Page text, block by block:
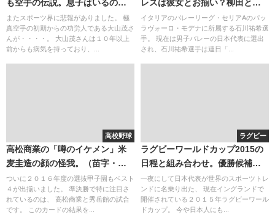
も空手の伝説。息子はいるの
か？
またスポーツ界に悲報がありました。 極
真空手の初期からの功労人である大山茂さ
んが・・・・。 大山茂さんは１０年以上
前からも病気を持っており、...
レスは彼女とお揃い？柳田と石
川は仲良し？
イタリアのバレーリーグ・セリアAのパッ
ラヴォーロ・モデナに所属する石川祐希選
手。 現在は男子バレーの日本代表に選出
され、石川祐希選手は連日「...
高校野球
高松商業の「噂のイケメン」米
麦圭造の顔の怪我。（苗字・名
字の読み）秀岳館のサイン盗み
と鍛治舎巧監督。
ついに２０１６年度の選抜甲子園もベスト
４が出揃いました。 準決勝で特に注目さ
れているのは、 高松商業と秀岳館の試合
です。 このカードの結果を...
ラグビー
ラグビーワールドカップ2015の
日程と組み合わせ。優勝候補に
ついて
一夜にして日本代表が世界のスポーツトレ
ンドに名乗り出た、 現在イングランドで
開催されている２０１５年ラグビーワール
ドカップ。 今や日本人にも...